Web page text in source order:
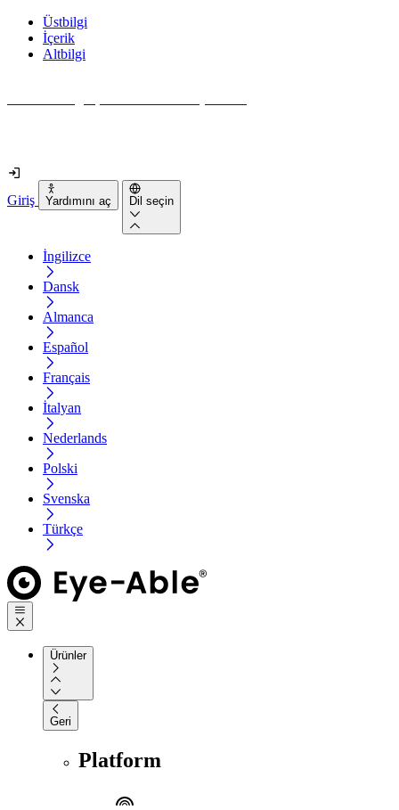
Üstbilgi
İçerik
Altbilgi
Giriş Yardımını aç Dil seçin
İngilizce
Dansk
Almanca
Español
Français
İtalyan
Nederlands
Polski
Svenska
Türkçe
Ürünler
Geri
Platform